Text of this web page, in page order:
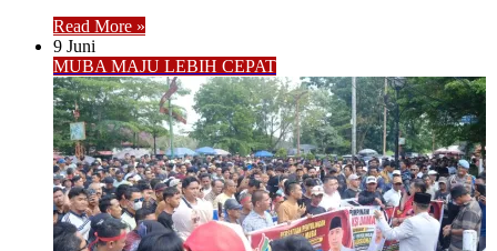
Read More »
9 Juni
MUBA MAJU LEBIH CEPAT